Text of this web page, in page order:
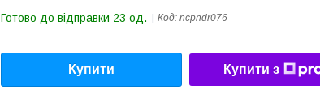
Готово до відправки 23 од. Код: ncpndr076
Купити Купити з